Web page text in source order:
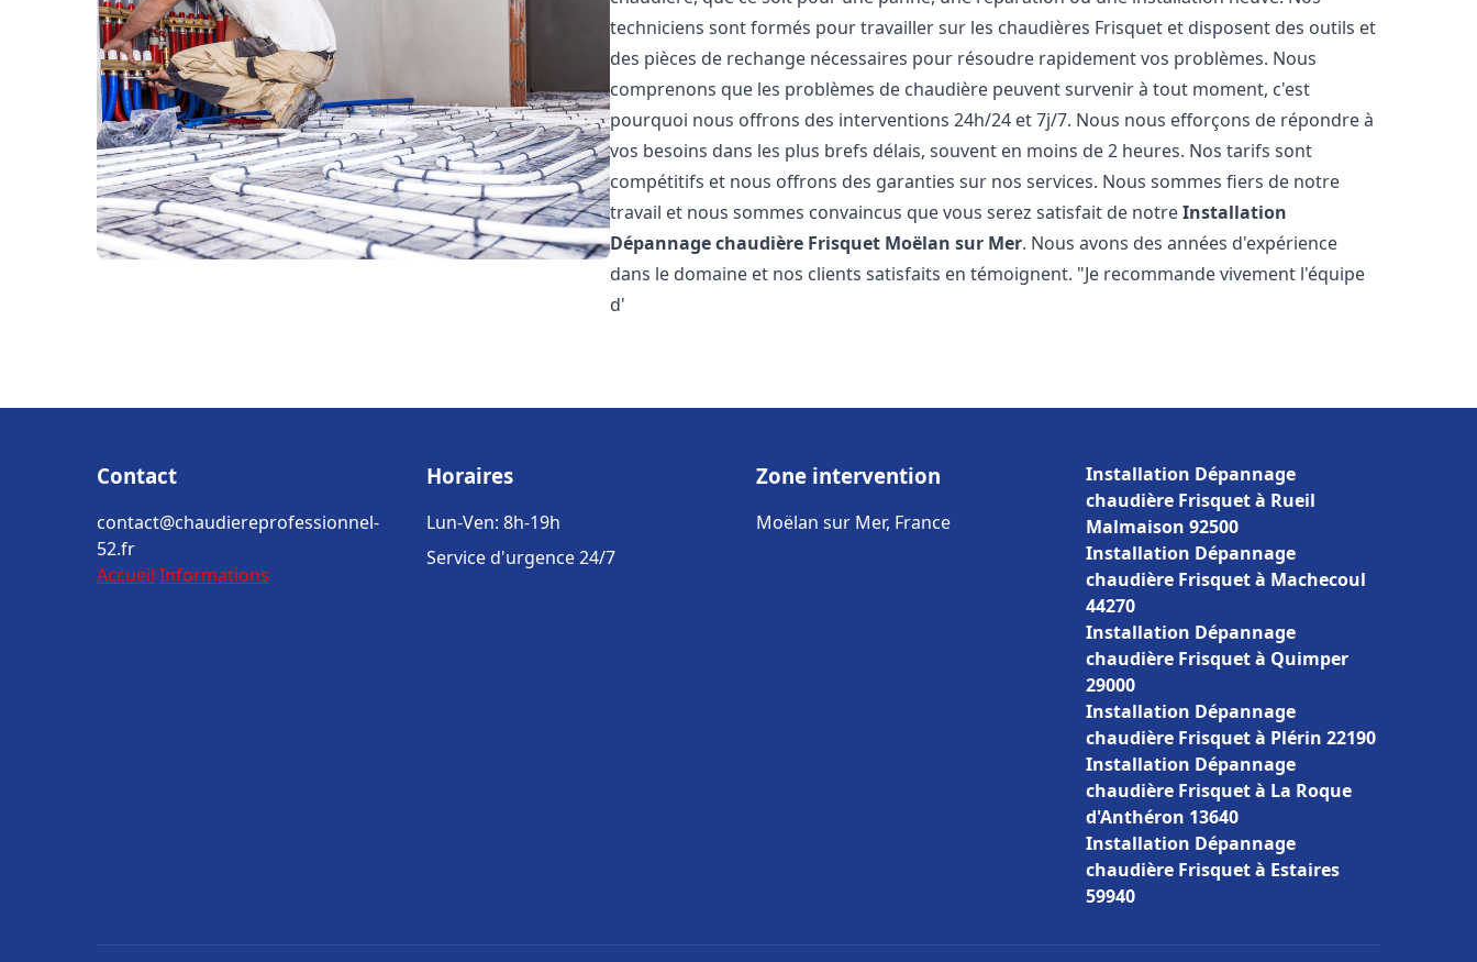
techniciens sont formés pour travailler sur les chaudières Frisquet et disposent des outils et
des pièces de rechange nécessaires pour résoudre rapidement vos problèmes. Nous
comprenons que les problèmes de chaudière peuvent survenir à tout moment, c'est
pourquoi nous offrons des interventions 24h/24 et 7j/7. Nous nous efforçons de répondre à
vos besoins dans les plus brefs délais, souvent en moins de 2 heures. Nos tarifs sont
compétitifs et nous offrons des garanties sur nos services. Nous sommes fiers de notre
travail et nous sommes convaincus que vous serez satisfait de notreInstallation
Dépannage chaudière Frisquet Moëlan sur Mer. Nous avons des années d'expérience
dans le domaine et nos clients satisfaits en témoignent. "Je recommande vivement l'équipe
d'
Contact
contact@chaudiereprofessionnel-
52.fr
Accueil Informations
Horaires
Lun-Ven: 8h-19h
Service d'urgence 24/7
Zone intervention
Moëlan sur Mer, France
Installation Dépannage
chaudière Frisquet à Rueil
Malmaison 92500
Installation Dépannage
chaudière Frisquet à Machecoul
44270
Installation Dépannage
chaudière Frisquet à Quimper
29000
Installation Dépannage
chaudière Frisquet à Plérin 22190
Installation Dépannage
chaudière Frisquet à La Roque
d'Anthéron 13640
Installation Dépannage
chaudière Frisquet à Estaires
59940